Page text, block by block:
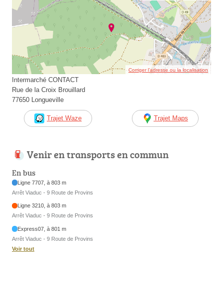
Corriger l’adresse ou la localisation
Intermarché CONTACT
Rue de la Croix Brouillard
77650 Longueville
Trajet Waze Trajet Maps
Venir en transports en commun
En bus
Ligne 7707, à 803 m
Arrêt Viaduc - 9 Route de Provins
Ligne 3210, à 803 m
Arrêt Viaduc - 9 Route de Provins
Express07, à 801 m
Arrêt Viaduc - 9 Route de Provins
Voir tout